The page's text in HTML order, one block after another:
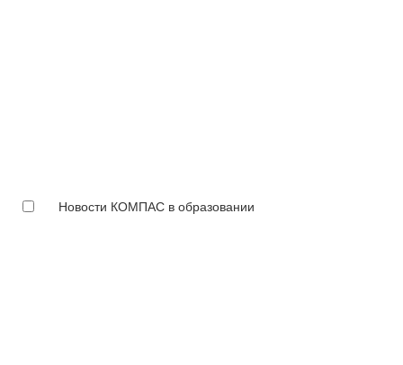
Новости КОМПАС в образовании